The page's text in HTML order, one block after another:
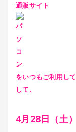
通販サイト
をいつもご利用し
して、
4月28日（土